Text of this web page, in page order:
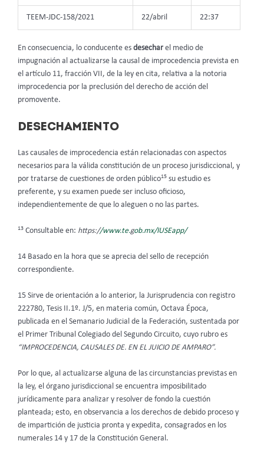
TEEM-JDC-158/2021 22/abril 22:37
En consecuencia, lo conducente es desecharel medio de
impugnación al actualizarse la causal de improcedencia prevista en
el artículo 11, fracción VII, de la ley en cita, relativa a la notoria
improcedencia por la preclusión del derecho de acción del
promovente.
DESECHAMIENTO
Las causales de improcedencia están relacionadas con aspectos
necesarios para la válida constitución de un proceso jurisdiccional, y
por tratarse de cuestiones de orden público15 su estudio es
preferente, y su examen puede ser incluso oficioso,
independientemente de que lo aleguen o no las partes.
13 Consultable en: https://www.te.gob.mx/IUSEapp/
14 Basado en la hora que se aprecia del sello de recepción
correspondiente.
15 Sirve de orientación a lo anterior, la Jurisprudencia con registro
222780, Tesis II.1º. J/5, en materia común, Octava Época,
publicada en el Semanario Judicial de la Federación, sustentada por
el Primer Tribunal Colegiado del Segundo Circuito, cuyo rubro es
“IMPROCEDENCIA, CAUSALES DE. EN EL JUICIO DE AMPARO”.
Por lo que, al actualizarse alguna de las circunstancias previstas en
la ley, el órgano jurisdiccional se encuentra imposibilitado
jurídicamente para analizar y resolver de fondo la cuestión
planteada; esto, en observancia a los derechos de debido proceso y
de impartición de justicia pronta y expedita, consagrados en los
numerales 14 y 17 de la Constitución General.